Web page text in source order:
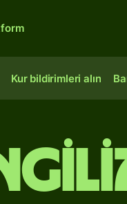
Kur bildirimleri alın